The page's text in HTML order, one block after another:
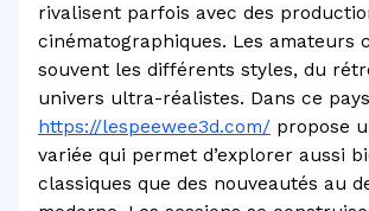
rivalisent parfois avec des
cinématographiques. Les amateurs
souvent les différents styles, du
univers ultra-réalistes. Dans ce
https://lespeewee3d.com/propose
variée qui permet d’explorer aussi
classiques que des nouveautés au